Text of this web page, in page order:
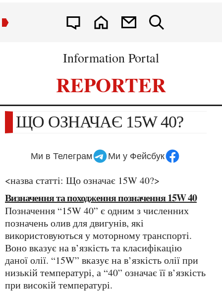
Information Portal
REPORTER
ЩО ОЗНАЧАЄ 15W 40?
Ми в Телеграм Ми у Фейсбук
<назва статті: Що означає 15W 40?>
Визначення та походження позначення 15W 40
Позначення “15W 40” є одним з численних
позначень олив для двигунів, які
використовуються у моторному транспорті.
Воно вказує на в’язкість та класифікацію
даної олії. “15W” вказує на в’язкість олії при
низькій температурі, а “40” означає її в’язкість
при високій температурі.